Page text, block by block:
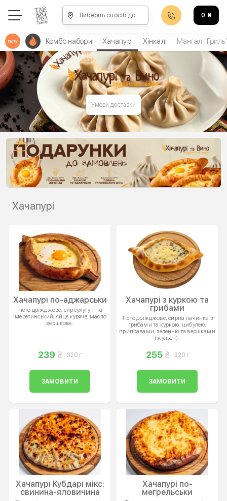
Виберіть спосіб доставки, щоб зробити замовлення 0 ₴
Умови доставки
Комбо набори Хачапурі Хінкалі Мангал
Хачапурі
Хачапурі по-аджарськи
Тісто дріжджове, сир сулугуні та
імеретинський, яйце куряче, масло
вершкове.
239 320 г
ЗАМОВИТИ
Хачапурі з куркою та
грибами
Тісто дріжджове, сирна начинка з
грибами та куркою, цибулею,
приправами, зеленню та вершками
(жульєн).
255 320 г
ЗАМОВИТИ
Хачапурі Кубдарі мікс:
свинина-яловичина
Хачапурі по-
мегрельськи